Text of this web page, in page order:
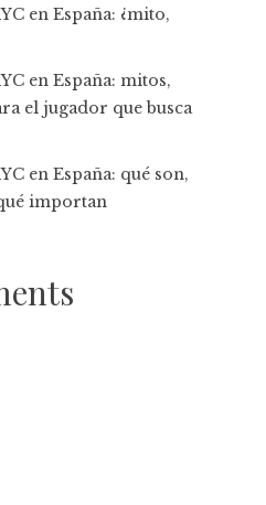
en España: ¿mito,
en España: mitos,
el jugador que busca
en España: qué son,
importan